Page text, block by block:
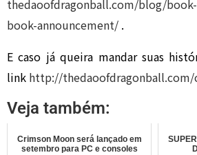
thedaoofdragonball.com/blog/
book-announcement/ .
E caso já queira mandar suas
link http://thedaoofdragonball.com/
Veja também:
Crimson Moon será lançado em
setembro para PC e consoles